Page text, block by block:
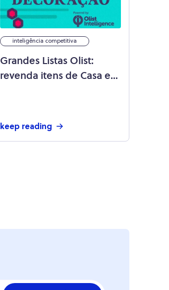
inteligência competitiva
Grandes Listas Olist:
revenda itens de Casa e
keep reading